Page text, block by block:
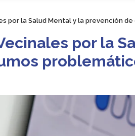
por la Salud Mental y la prevención de
por la